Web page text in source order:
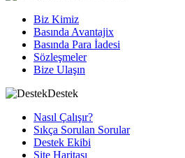
Biz Kimiz
Basında Avantajix
Basında Para İadesi
Sözleşmeler
Bize Ulaşın
Destek
Nasıl Çalışır?
Sıkça Sorulan Sorular
Destek Ekibi
Site Haritası